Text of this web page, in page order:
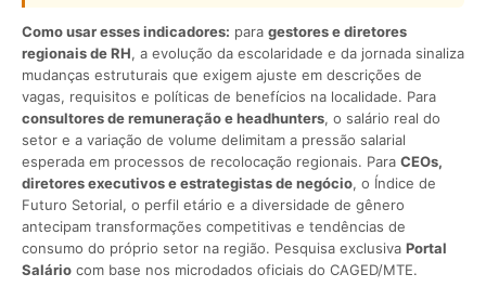
Como usar esses indicadores: para gestores e diretores
regionais de RH, a evolução da escolaridade e da jornada sinaliza
mudanças estruturais que exigem ajuste em descrições de
vagas, requisitos e políticas de benefícios na localidade. Para
consultores de remuneração e headhunters, o salário real do
setor e a variação de volume delimitam a pressão salarial
esperada em processos de recolocação regionais. Para CEOs,
diretores executivos e estrategistas de negócio, o Índice de
Futuro Setorial, o perfil etário e a diversidade de gênero
antecipam transformações competitivas e tendências de
consumo do próprio setor na região. Pesquisa exclusiva Portal
Salário com base nos microdados oficiais do CAGED/MTE.